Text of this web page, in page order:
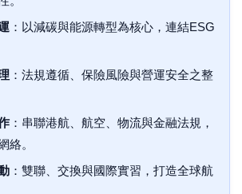
：以減碳與能源轉型為核心，連結ESG
：法規遵循、保險風險與營運安全之整
：串聯港航、航空、物流與金融法規，
絡。
：雙聯、交換與國際實習，打造全球航